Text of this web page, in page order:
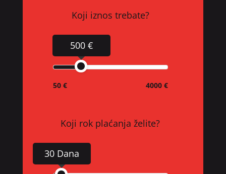
Koji iznos trebate?
500 €
50 € 4000 €
Koji rok plaćanja želite?
30 Dana